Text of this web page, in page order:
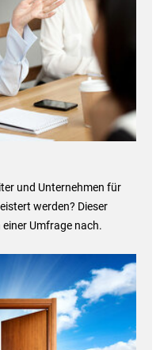
und Unternehmen für
werden? Dieser
Umfrage nach.